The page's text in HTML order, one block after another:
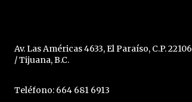
Av. Las Américas 4633, El Paraíso, C.P. 22106
/ Tijuana, B.C.
Teléfono: 664 681 6913